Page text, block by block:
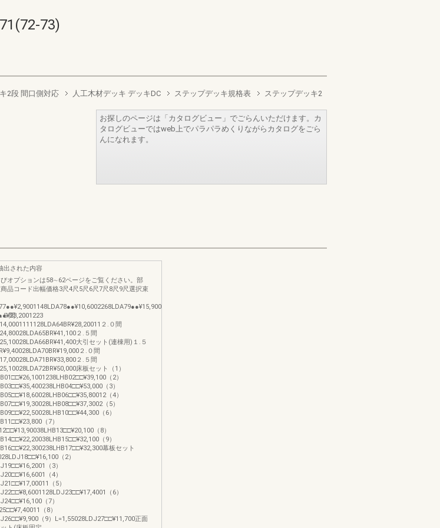
73)
2段 間口側対応 人工木材デッキ デッキDC ステップデッキ規格表
ステップデッキ2
お探しのページは「カタログビュー」でごらんいただけます。カ
タログビューではweb上でパラパラめくりながらカタログをごら
んになれます。
出された内容
オプションは58∼62ページをご覧ください。部
品コード出幅価格3尺4尺5尺6尺7尺8尺9尺選択束
５間
２.０間
２.５間
大引セット(連棟用)１.５
２.０間
２.５間
床板セット（1）
（2）
（3）
（4）
（5）
（6）
（7）
（8）
（9）
幕板セット
（2）
（3）
（4）
（5）
（6）
（7）
（8）
（9）L=1,55028LDJ27□□¥11,700正面